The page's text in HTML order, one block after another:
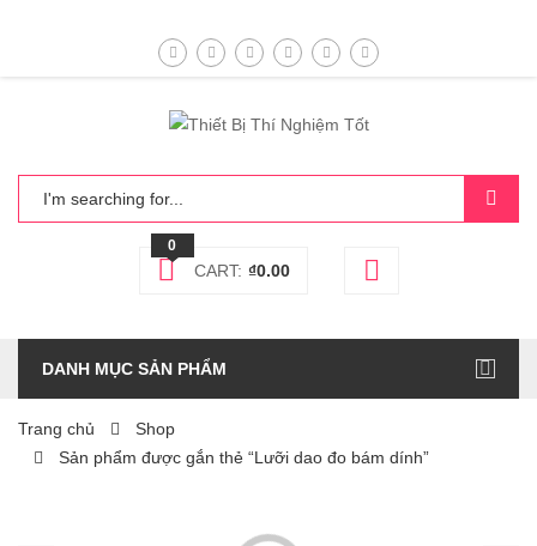
0
CART: ₫0.00
DANH MỤC SẢN PHẨM
Trang chủ
Shop
Sản phẩm được gắn thẻ “Lưỡi dao đo bám dính”